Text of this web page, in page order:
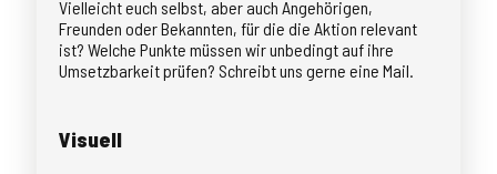
Vielleicht euch selbst, aber auch Angehörigen,
Freunden oder Bekannten, für die die Aktion relevant
ist? Welche Punkte müssen wir unbedingt auf ihre
Umsetzbarkeit prüfen? Schreibt uns gerne eine Mail.
Visuell